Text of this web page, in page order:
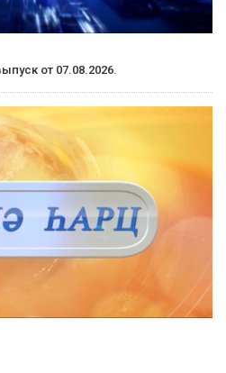
от 07.08.2026.